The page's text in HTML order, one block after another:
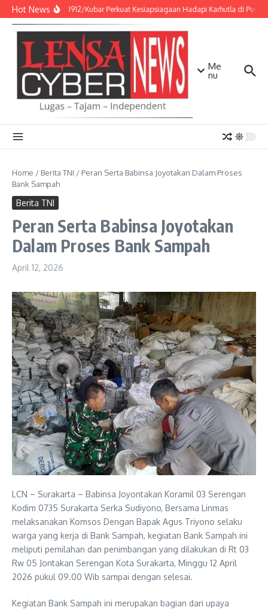
Lewati ke konten
Hot NewsKodim 0912/Kubar Perkuat Kesiapsiagaan Hadapi Karhutla di
Me
nu
Home / Berita TNI / Peran Serta Babinsa Joyotakan Dalam Proses
Bank Sampah
Berita TNI
Peran Serta Babinsa Joyotakan
Dalam Proses Bank Sampah
April 12, 2026
LCN – Surakarta – Babinsa Joyontakan Koramil 03 Serengan
Kodim 0735 Surakarta Serka Sudiyono, Bersama Linmas
melaksanakan Komsos Dengan Bapak Agus Triyono selaku
warga yang kerja di Bank Sampah, kegiatan Bank Sampah ini
meliputi pemilahan dan penimbangan yang dilakukan di Rt 03
Rw 05 Jontakan Serengan Kota Surakarta, Minggu 12 April
2026 pukul 09.00 Wib sampai dengan selesai.
Kegiatan Bank Sampah ini merupakan bagian dari upaya